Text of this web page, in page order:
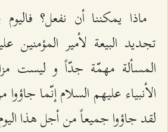
ماذا يمكننا أن نفعل؟ فاليوم
تجديد البيعة لأمير المؤمنين
المسألة مهمّة جدّاً و ليست
الأنبياء عليهم السلام إنّما
لقد جاؤوا جميعاً من أجل هذا